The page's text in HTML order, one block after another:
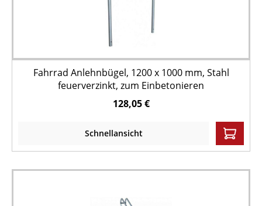
Fahrrad Anlehnbügel, 1200 x 1000 mm, Stahl
feuerverzinkt, zum Einbetonieren
128,05 €
Schnellansicht